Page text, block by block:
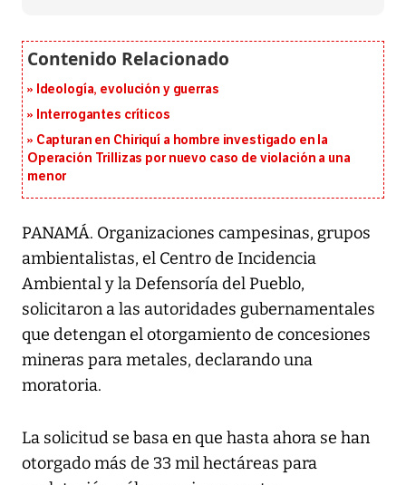
Ideología, evolución y guerras
Interrogantes críticos
Capturan en Chiriquí a hombre investigado en la
Operación Trillizas por nuevo caso de violación a una
menor
PANAMÁ. Organizaciones campesinas, grupos
ambientalistas, el Centro de Incidencia
Ambiental y la Defensoría del Pueblo,
solicitaron a las autoridades gubernamentales
que detengan el otorgamiento de concesiones
mineras para metales, declarando una
moratoria.
La solicitud se basa en que hasta ahora se han
otorgado más de 33 mil hectáreas para